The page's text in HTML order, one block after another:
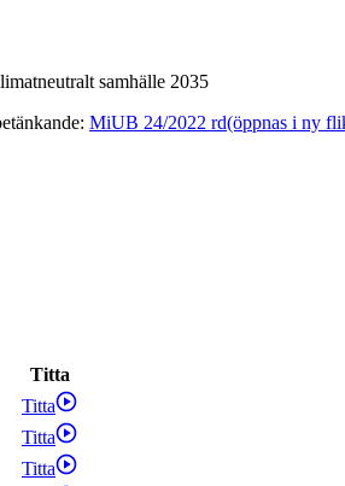
samhälle 2035
: MiUB 24/2022 rd(öppnas i ny
Titta
Titta
Titta
Titta